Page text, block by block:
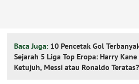
Baca Juga: 10 Pencetak Gol
Sejarah 5 Liga Top Eropa: Harry
Ketujuh, Messi atau Ronaldo Teratas?